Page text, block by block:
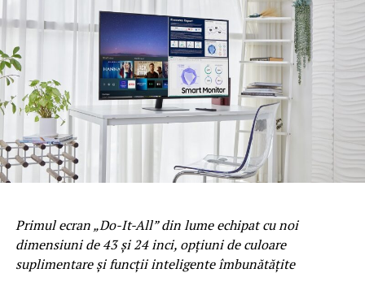
Primul ecran „Do-It-All” din lume echipat cu noi
dimensiuni de 43 și 24 inci, opțiuni de culoare
suplimentare și funcții inteligente îmbunătățite